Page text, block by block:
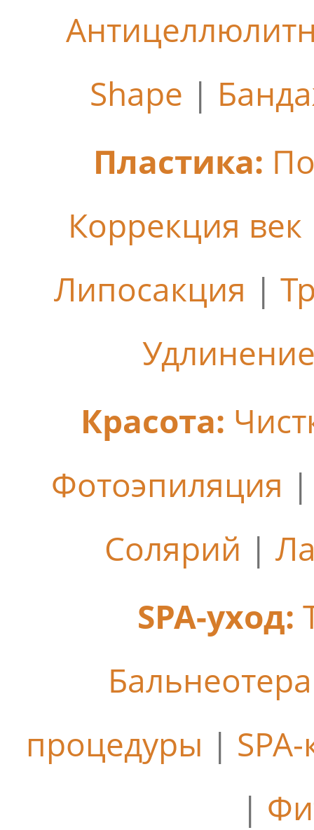
Shape |
Пластика:
Коррекция век
Липосакция |
Красота:
Фотоэпиляция
Солярий |
SPA-уход:
процедуры |
|